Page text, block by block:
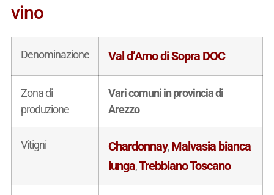
vino
Denominazione Val d’Arno di Sopra DOC
Zona di
produzione
Vari comuni in provincia di
Arezzo
Vitigni Chardonnay,Malvasia bianca
lunga,Trebbiano Toscano